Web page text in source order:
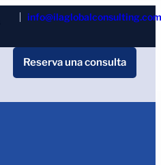
info@ilaglobalconsulting.com
Reserva una consulta